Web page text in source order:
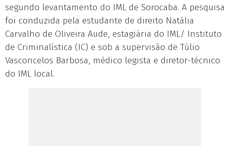
segundo levantamento do IML de Sorocaba. A pesquisa
foi conduzida pela estudante de direito Natália
Carvalho de Oliveira Aude, estagiária do IML/ Instituto
de Criminalística (IC) e sob a supervisão de Túlio
Vasconcelos Barbosa, médico legista e diretor-técnico
do IML local.